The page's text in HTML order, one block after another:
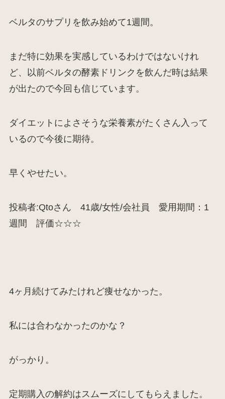
ベルタのサプリを飲み始めて1週間。
まだ特に効果を実感しているわけではないけれ
ど、以前ベルタの酵素ドリンクを飲んだ時は結果
が出たので今回も信じています。
ダイエットによさそうな栄養素がたくさん入って
いるので今後に期待。
早くやせたい。
投稿者:Qtoさん 41歳/女性/会社員 愛用期間：1
週間 評価☆☆☆
4ヶ月続けてみたけれど痩せなかった。
私には合わなかったのかな？
がっかり。
定期購入の解約はスムーズにしてもらえました。